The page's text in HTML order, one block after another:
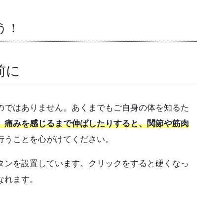
！
に
はありません。あくまでもご自身の体を知るた
痛みを感じるまで伸ばしたりすると、関節や筋肉
ことを心がけてください。
を設置しています。クリックをすると硬くなっ
ます。